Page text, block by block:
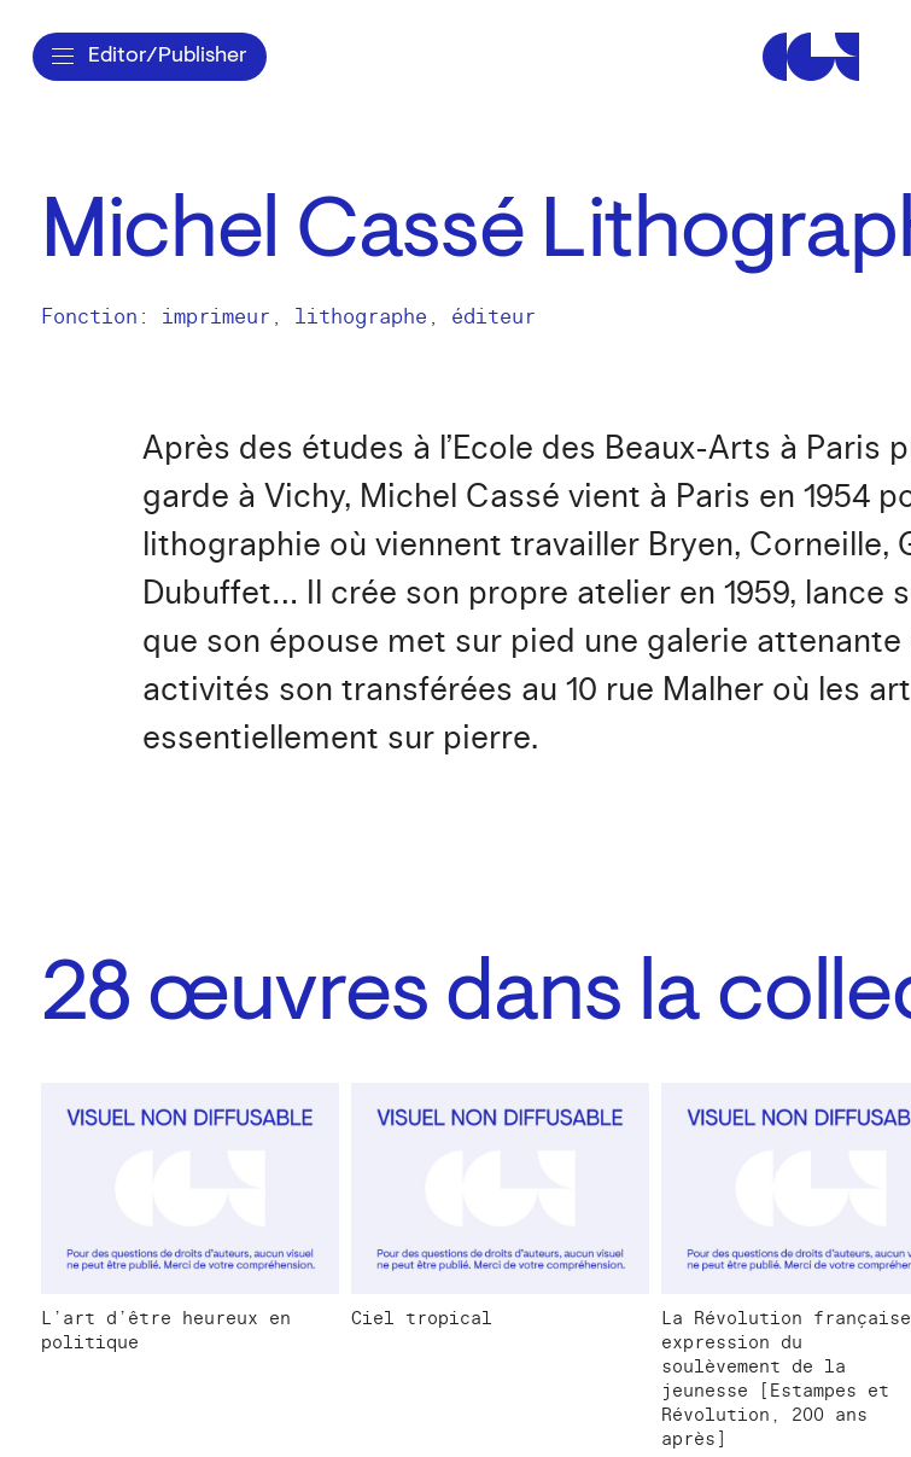
Editor/Publisher Centre de
Michel Cassé
Fonction: imprimeur, lithographe, éditeur
Après des études à l’Ecole des Beaux-Arts à Paris
garde à Vichy, Michel Cassé vient à Paris en 1954
lithographie où viennent travailler Bryen, Corneille,
Dubuffet… Il crée son propre atelier en 1959, lance
que son épouse met sur pied une galerie attenante
activités son transférées au 10 rue Malher où les
essentiellement sur pierre.
28 œuvres dans la
L’art d’être heureux en
politique
Ciel tropical
La Révolution
expression du
soulèvement de la
jeunesse [Estampes et
Révolution, 200 ans
après]